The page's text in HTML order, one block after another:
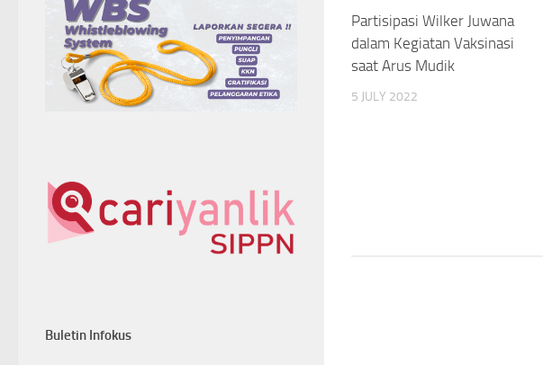
Partisipasi Wilker Juwana
dalam Kegiatan Vaksinasi
saat Arus Mudik
5 JULY 2022
Buletin Infokus